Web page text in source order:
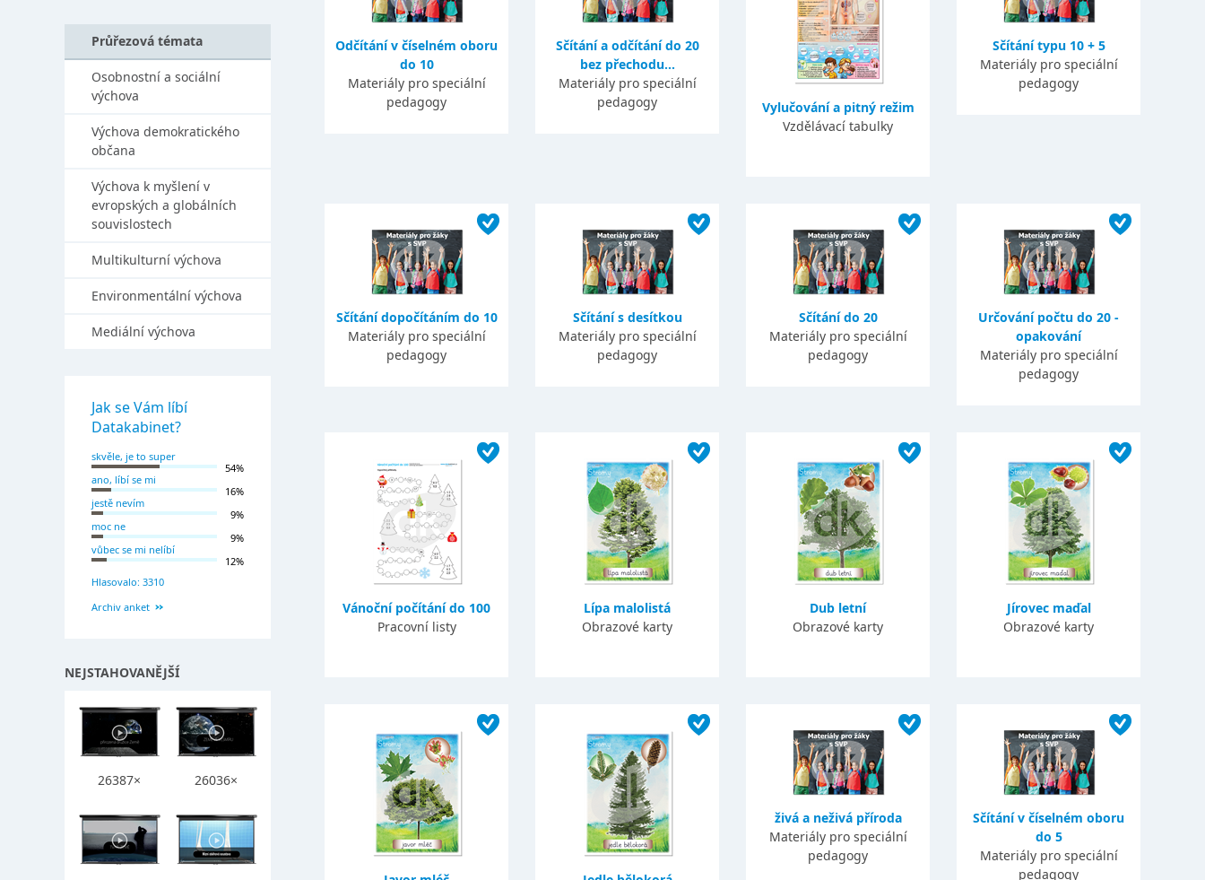
Odčítání v číselném oboru
do 10
Materiály pro speciální
pedagogy
Sčítání a odčítání do 20
bez přechodu...
Materiály pro speciální
pedagogy
Vylučování a pitný režim
Vzdělávací tabulky
Sčítání typu 10 + 5
Materiály pro speciální
pedagogy
Sčítání dopočítáním do 10
Materiály pro speciální
pedagogy
Sčítání s desítkou
Materiály pro speciální
pedagogy
Sčítání do 20
Materiály pro speciální
pedagogy
Určování počtu do 20 -
opakování
Materiály pro speciální
pedagogy
Vánoční počítání do 100
Pracovní listy
Lípa malolistá
Obrazové karty
Dub letní
Obrazové karty
Jírovec maďal
Obrazové karty
živá a neživá příroda
Materiály pro speciální
pedagogy
Sčítání v číselném oboru
do 5
Materiály pro speciální
pedagogy
Průřezová témata
Osobnostní a sociální
výchova
Výchova demokratického
občana
Výchova k myšlení v
evropských a globálních
souvislostech
Multikulturní výchova
Environmentální výchova
Mediální výchova
Jak se Vám líbí
Datakabinet?
skvěle, je to super
54%
ano, líbí se mi
16%
jestě nevím
9%
moc ne
9%
vůbec se mi nelíbí
12%
Hlasovalo: 3310
Archiv anket
NEJSTAHOVANĚJŠÍ
26387× 26036×